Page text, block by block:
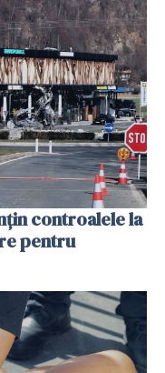
controalele la
pentru